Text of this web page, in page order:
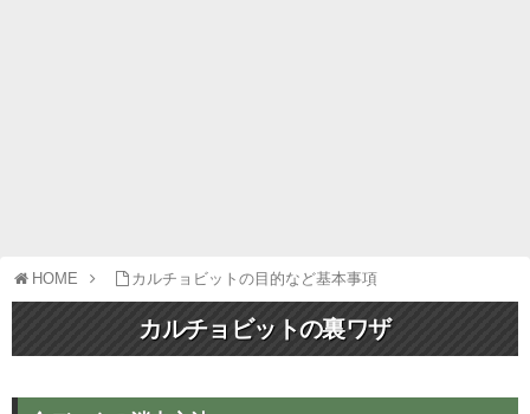
HOME カルチョビットの目的など基本事項
カルチョビットの裏ワザ